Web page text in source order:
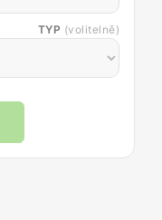
TYP (volitelně)